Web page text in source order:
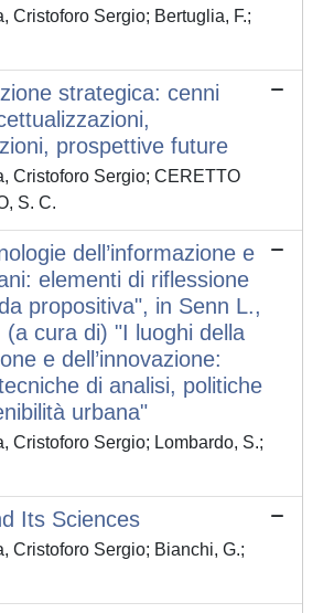
Cristoforo Sergio; Bertuglia, F.;
strategica: cenni
prospettive future
Cristoforo Sergio; CERETTO
S. C.
dell’informazione e
elementi di riflessione
propositiva", in Senn L.,
(a cura di) "I luoghi della
e dell’innovazione:
di analisi, politiche
urbana"
Cristoforo Sergio; Lombardo, S.;
Its Sciences
Cristoforo Sergio; Bianchi, G.;